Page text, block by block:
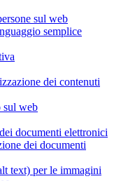
sul web
semplice
dei contenuti
sul web
documenti elettronici
dei documenti
text) per le immagini